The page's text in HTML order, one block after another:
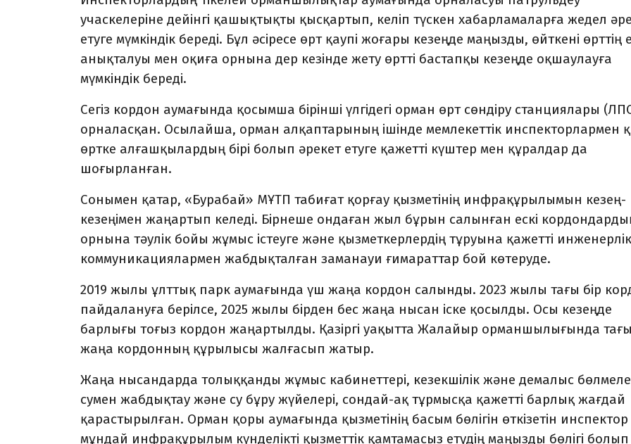
учаскелеріне дейінгі қашықтықты қысқартып, келіп түскен хабарламаларға жедел
етуге мүмкіндік береді. Бұл әсіресе өрт қаупі жоғары кезеңде маңызды, өйткені өрттің
анықталуы мен оқиға орнына дер кезінде жету өртті бастапқы кезеңде оқшаулауға
мүмкіндік береді.
Сегіз кордон аумағында қосымша бірінші үлгідегі орман өрт сөндіру станциялары
орналасқан. Осылайша, орман алқаптарының ішінде мемлекеттік инспекторлармен
өртке алғашқылардың бірі болып әрекет етуге қажетті күштер мен құралдар да
шоғырланған.
Сонымен қатар, «Бурабай» МҰТП табиғат қорғау қызметінің инфрақұрылымын кезең-
кезеңімен жаңартып келеді. Бірнеше ондаған жыл бұрын салынған ескі
орнына тәулік бойы жұмыс істеуге және қызметкерлердің тұруына қажетті инженерлік
коммуникациялармен жабдықталған заманауи ғимараттар бой көтеруде.
2019 жылы ұлттық парк аумағында үш жаңа кордон салынды. 2023 жылы тағы бір
пайдалануға берілсе, 2025 жылы бірден бес жаңа нысан іске қосылды. Осы кезеңде
барлығы тоғыз кордон жаңартылды. Қазіргі уақытта Жалайыр орманшылығында тағы
жаңа кордонның құрылысы жалғасып жатыр.
Жаңа нысандарда толыққанды жұмыс кабинеттері, кезекшілік және демалыс
сумен жабдықтау және су бұру жүйелері, сондай-ақ тұрмысқа қажетті барлық жағдай
қарастырылған. Орман қоры аумағында қызметінің басым бөлігін өткізетін
мұндай инфрақұрылым күнделікті қызметтік қамтамасыз етудің маңызды бөлігі болып